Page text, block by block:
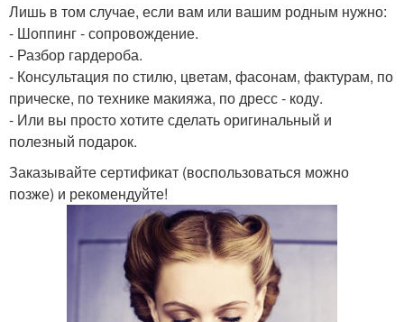
Лишь в том случае, если вам или вашим родным нужно:
- Шоппинг - сопровождение.
- Разбор гардероба.
- Консультация по стилю, цветам, фасонам, фактурам, по
прическе, по технике макияжа, по дресс - коду.
- Или вы просто хотите сделать оригинальный и
полезный подарок.
Заказывайте сертификат (воспользоваться можно
позже) и рекомендуйте!